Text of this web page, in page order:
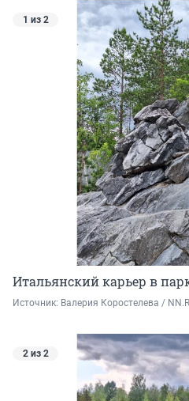
1 из 2
Итальянский карьер в
Источник: Валерия Коростелева /
2 из 2